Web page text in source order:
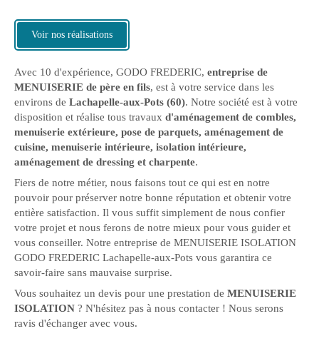
Voir nos réalisations
Avec 10 d'expérience, GODO FREDERIC, entreprise de
MENUISERIE de père en fils, est à votre service dans les
environs de Lachapelle-aux-Pots (60). Notre société est à votre
disposition et réalise tous travaux d'aménagement de combles,
menuiserie extérieure, pose de parquets, aménagement de
cuisine, menuiserie intérieure, isolation intérieure,
aménagement de dressing et charpente.
Fiers de notre métier, nous faisons tout ce qui est en notre
pouvoir pour préserver notre bonne réputation et obtenir votre
entière satisfaction. Il vous suffit simplement de nous confier
votre projet et nous ferons de notre mieux pour vous guider et
vous conseiller. Notre entreprise de MENUISERIE ISOLATION
GODO FREDERIC Lachapelle-aux-Pots vous garantira ce
savoir-faire sans mauvaise surprise.
Vous souhaitez un devis pour une prestation de MENUISERIE
ISOLATION ? N'hésitez pas à nous contacter ! Nous serons
ravis d'échanger avec vous.